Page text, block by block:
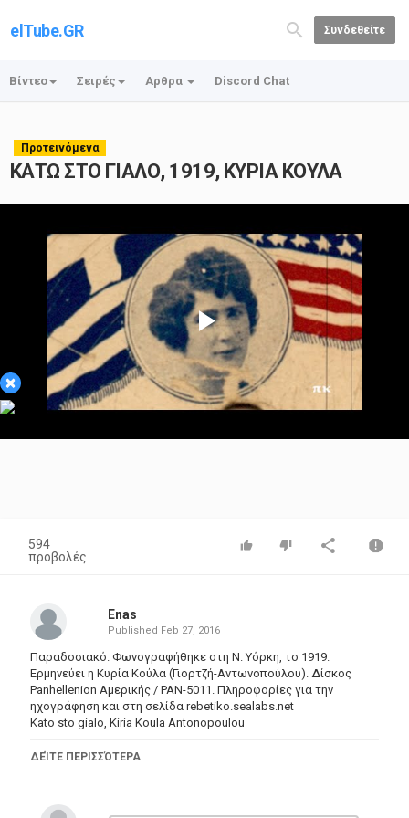
elTube.GR Συνδεθείτε
Βίντεο Σειρές Αρθρα Discord Chat
Προτεινόμενα
ΚΑΤΩ ΣΤΟ ΓΙΑΛΟ, 1919, ΚΥΡΙΑ ΚΟΥΛΑ
×
Play
Video
594
προβολές
Enas
Published Feb 27, 2016
Παραδοσιακό. Φωνογραφήθηκε στη Ν. Υόρκη, το 1919.
Ερμηνεύει η Κυρία Κούλα (Γιορτζή-Αντωνοπούλου). Δίσκος
Panhellenion Αμερικής / PAN-5011. Πληροφορίες για την
ηχογράφηση και στη σελίδα rebetiko.sealabs.net
Kato sto gialo, Kiria Koula Antonopoulou
Κάτω στο γιαλό
κάτω στο γιαλό
ΔΕΊΤΕ ΠΕΡΙΣΣΌΤΕΡΑ